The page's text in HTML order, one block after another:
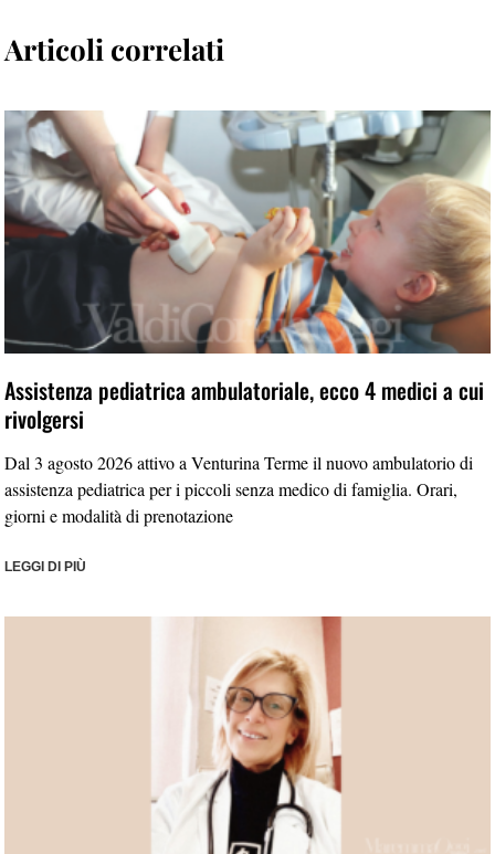
Articoli correlati
Assistenza pediatrica ambulatoriale, ecco 4 medici a cui
rivolgersi
Dal 3 agosto 2026 attivo a Venturina Terme il nuovo ambulatorio di
assistenza pediatrica per i piccoli senza medico di famiglia. Orari,
giorni e modalità di prenotazione
LEGGI DI PIÙ